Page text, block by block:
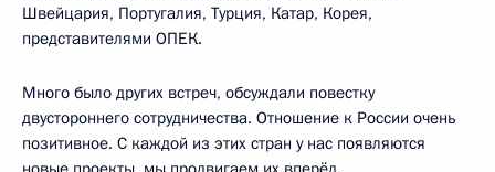
Швейцария, Португалия, Турция, Катар, Корея,
представителями ОПЕК.
Много было других встреч, обсуждали повестку
двустороннего сотрудничества. Отношение к России очень
позитивное. С каждой из этих стран у нас появляются